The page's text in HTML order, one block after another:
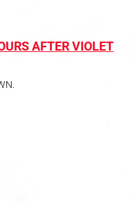
AFTER VIOLET